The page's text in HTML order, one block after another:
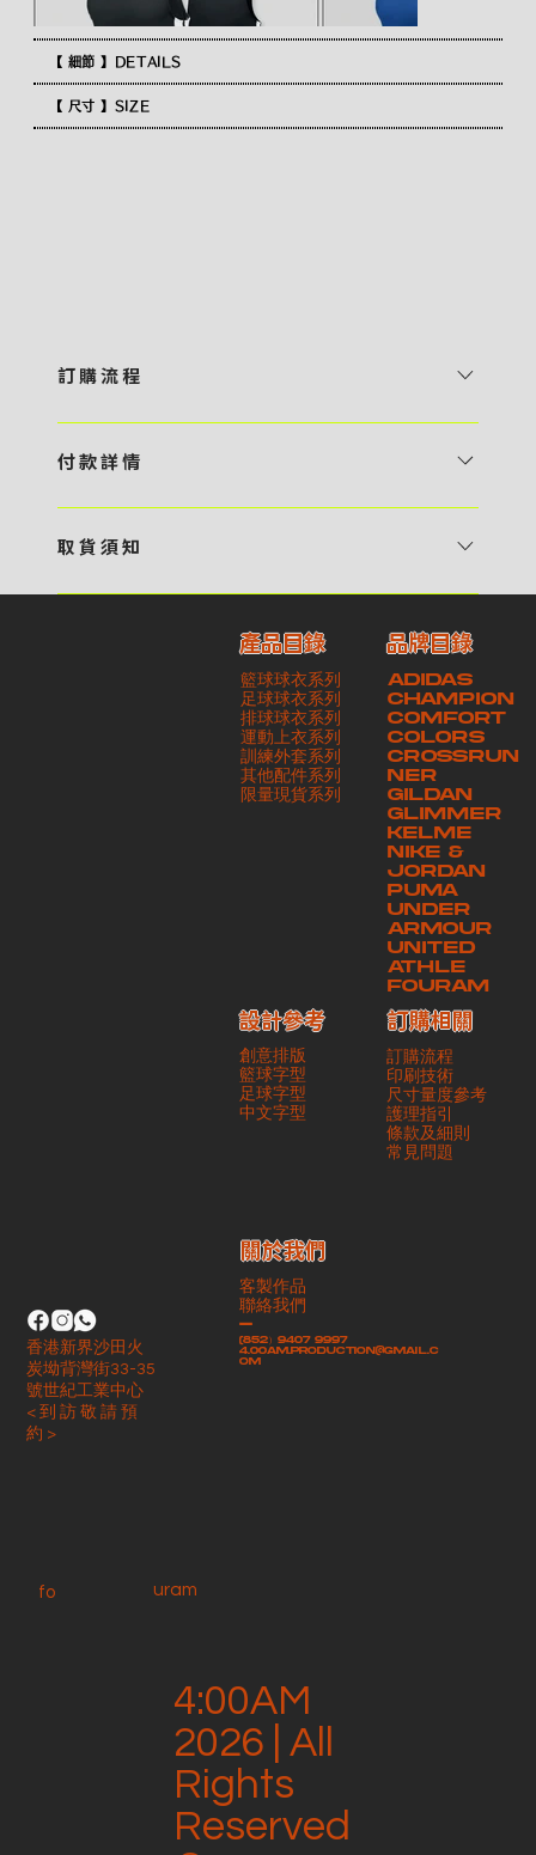
【 細節 】DETAILS
【 尺寸 】SIZE
訂 購 流 程
預 約 〉，參看官網上的商品目錄和作品照片去選擇心儀的款式，同時可
報價 貴客可透過電郵方式或 WhatsApp 平台提交定製資料，4AM 團
相關價目，貴客最終確認後將獲取正式完整單據，請安排繳付貨款訂金以
啟動貨品製作 4 / 商品印製 訂金核實後，4AM 團隊將隨即開始製作 5
/ 貨品提取 商品製作完成後，4AM 團隊將聯絡貴客安排貨款餘額及提取
貨品。貴客可選擇最適合的付款方式以及取貨安排
付 款 詳 情
・ Payme ・ 現金機入數 ・ 銀行櫃檯入數 ・ ATM自動櫃員機轉帳 ・
交易單據。如貴客欲更改電郵地址，請與 4AM 團隊聯絡 - 貴客的付款
記錄可透過電郵 或 WhatsApp平台（ 請註明訂單編號 ）交予4AM 團
隊核實有關款項 - 任何轉帳或換匯交易手續費等額外費用，一概不歸屬
本公司之責任 - 貴客請於收獲本公司正式訂購單據後 3 個工作天內安排
付款。如未能按期繳付所需款項，貴客須緻交因逾期所衍生之額外行政費
取 貨 須 知
請與4AM團隊職員聯絡預約取貨時間｜​ ・ GoGoVan ｜即日完成配送
服務｜運費由貴客現金支付司機｜ ・ 順豐速運 ｜貨件運送需要多於2－
3個工作天｜到付｜​ - 貴客請於貨品可取日起之 10 個工作天內安排提取
貨品，如逾期未取，本公司將不予保存相關貨品。有關貨款訂金將不予歸
還，貴客仍須負責貨款餘額 - 貴客請於收貨時小心核對貨品數量及檢查
貨品品質 - 基於 S.F. Express / GoGoVan 等託運商為第三方服務，
本公司將保證貨品安全到達第三方手中。如第三方在運送過程中引致任何
有關貨品之遺失、損毀、誤投或運送延誤，本公司一律不負責
4:00AM
2026 | All
Rights
Reserved
產品目錄
籃球球衣系列
足球球衣系列
排球球衣系列
運動上衣系列
訓練外套系列
其他配件系列
​限量現貨系列
ADIDAS
CHAMPION
COMFORT
COLORS
CROSSRUN
NER
GILDAN
GLIMMER
KELME
NIKE &
JORDAN
PUMA
UNDER
ARMOUR
UNITED
ATHLE
FOURAM
品牌目錄
創意排版
籃球字型
足球字型
​中文字型
設計參考
訂購流程
印刷技術
尺寸量度參考
護理指引
條款及細則
​常見問題
訂購相關
客製作品
聯絡我們
-
(852）9407 9997
4.00am.production@gmail.c
om
​關於我們
香港新界沙田火
炭坳背灣街33-35
號世紀工業中心
< 到 訪 敬 請 預
約 >
fo uram